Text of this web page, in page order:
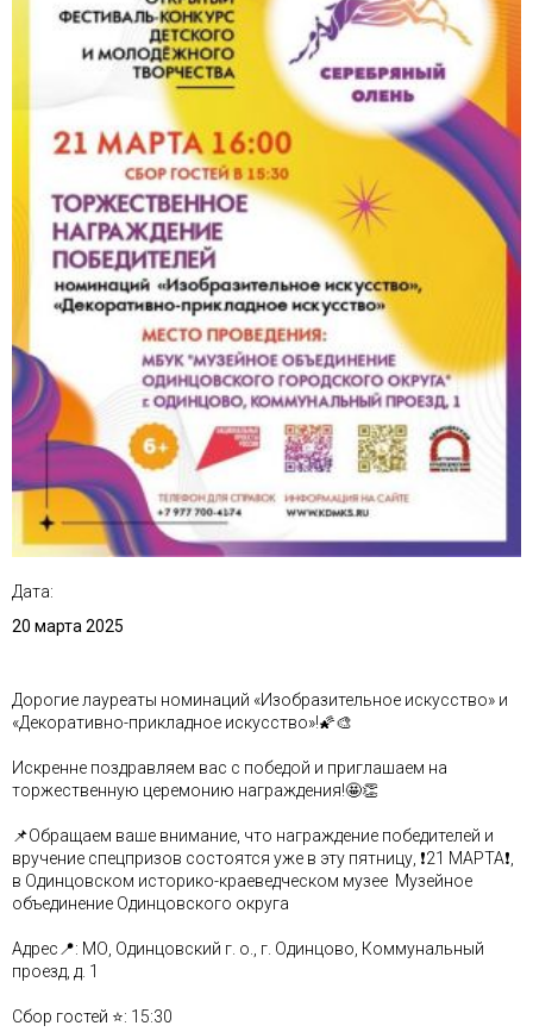
Дата:
20 марта 2025
Дорогие лауреаты номинаций «Изобразительное искусство» и
«Декоративно-прикладное искусство»!🌠🎨
Искренне поздравляем вас с победой и приглашаем на
торжественную церемонию награждения!🤩👏
📌Обращаем ваше внимание, что награждение победителей и
вручение спецпризов состоятся уже в эту пятницу, ❗21 МАРТА❗,
в Одинцовском историко-краеведческом музее Музейное
объединение Одинцовского округа
Адрес📍: МО, Одинцовский г. о., г. Одинцово, Коммунальный
проезд, д. 1
Сбор гостей ⭐: 15:30